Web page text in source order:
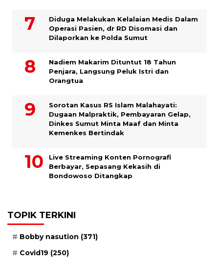
Diduga Melakukan Kelalaian Medis Dalam
Operasi Pasien, dr RD Disomasi dan
Dilaporkan ke Polda Sumut
​Nadiem Makarim Dituntut 18 Tahun
Penjara, Langsung Peluk Istri dan
Orangtua
Sorotan Kasus RS Islam Malahayati:
Dugaan Malpraktik, Pembayaran Gelap,
Dinkes Sumut Minta Maaf dan Minta
Kemenkes Bertindak
Live Streaming Konten Pornografi
Berbayar, Sepasang Kekasih di
Bondowoso Ditangkap
TOPIK TERKINI
Bobby nasution (371)
Covid19 (250)